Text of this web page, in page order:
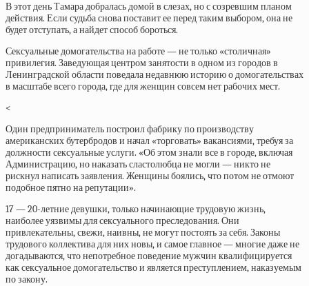
В этот день Тамара добралась домой в слезах, но с созревшим планом
действия. Если судьба снова поставит ее перед таким выбором, она не
будет отступать, а найдет способ бороться.
Сексуальные домогательства на работе — не только «столичная»
привилегия. Заведующая центром занятости в одном из городов в
Ленинградской области поведала недавнюю историю о домогательствах
в масштабе всего города, где для женщин совсем нет рабочих мест.
<
Один предприниматель построил фабрику по производству
американских бутербродов и начал «торговать» вакансиями, требуя за
должности сексуальные услуги. «Об этом знали все в городе, включая
Администрацию, но наказать сластолюбца не могли — никто не
рискнул написать заявления. Женщины боялись, что потом не отмоют
подобное пятно на репутации».
17 — 20-летние девушки, только начинающие трудовую жизнь,
наиболее уязвимы для сексуального преследования. Они
привлекательны, свежи, наивны, не могут постоять за себя. Законы
трудового коллектива для них новы, и самое главное — многие даже не
догадываются, что непотребное поведение мужчин квалифицируется
как сексуальное домогательство и является преступлением, наказуемым
по закону.